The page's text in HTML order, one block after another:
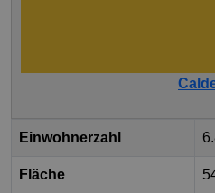
Einwohnerzahl
Fläche